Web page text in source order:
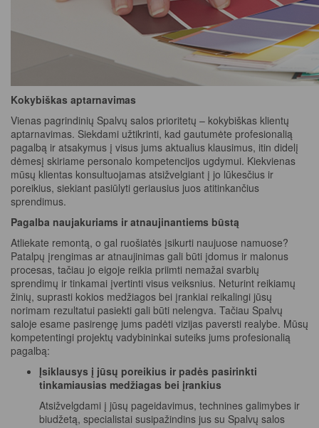
Kokybiškas aptarnavimas
Vienas pagrindinių Spalvų salos prioritetų – kokybiškas klientų
aptarnavimas. Siekdami užtikrinti, kad gautumėte profesionalią
pagalbą ir atsakymus į visus jums aktualius klausimus, itin didelį
dėmesį skiriame personalo kompetencijos ugdymui. Kiekvienas
mūsų klientas konsultuojamas atsižvelgiant į jo lūkesčius ir
poreikius, siekiant pasiūlyti geriausius juos atitinkančius
sprendimus.
Pagalba naujakuriams ir atnaujinantiems būstą
Atliekate remontą, o gal ruošiatės įsikurti naujuose namuose?
Patalpų įrengimas ar atnaujinimas gali būti įdomus ir malonus
procesas, tačiau jo eigoje reikia priimti nemažai svarbių
sprendimų ir tinkamai įvertinti visus veiksnius. Neturint reikiamų
žinių, suprasti kokios medžiagos bei įrankiai reikalingi jūsų
norimam rezultatui pasiekti gali būti nelengva. Tačiau Spalvų
saloje esame pasirengę jums padėti vizijas paversti realybe. Mūsų
kompetentingi projektų vadybininkai suteiks jums profesionalią
pagalbą:
Įsiklausys į jūsų poreikius ir padės pasirinkti
tinkamiausias medžiagas bei įrankius
Atsižvelgdami į jūsų pageidavimus, technines galimybes ir
biudžetą, specialistai susipažindins jus su Spalvų salos